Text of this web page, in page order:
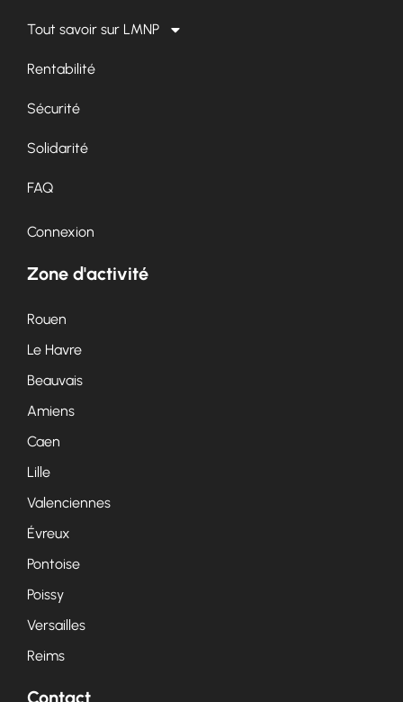
Tout savoir sur LMNP
Rentabilité
Sécurité
Solidarité
FAQ
Connexion
Zone d'activité
Rouen
Le Havre
Beauvais
Amiens
Caen
Lille
Valenciennes
Évreux
Pontoise
Poissy
Versailles
Reims